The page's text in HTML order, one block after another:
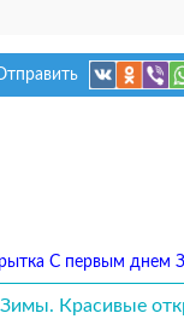
С первым днем
Красивые